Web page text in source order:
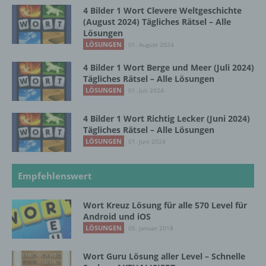
4 Bilder 1 Wort Clevere Weltgeschichte
(August 2024) Tägliches Rätsel – Alle
Lösungen
LÖSUNGEN 01. August 2024
4 Bilder 1 Wort Berge und Meer (Juli 2024)
Tägliches Rätsel – Alle Lösungen
LÖSUNGEN 01. Juli 2024
4 Bilder 1 Wort Richtig Lecker (Juni 2024)
Tägliches Rätsel – Alle Lösungen
LÖSUNGEN 01. Juni 2024
Empfehlenswert
Wort Kreuz Lösung für alle 570 Level für
Android und iOS
LÖSUNGEN 05. Januar 2018
Wort Guru Lösung aller Level – Schnelle
natürlichen Person zugewiesen werden.
g) Verantwortlicher oder für die Verarbeitung
Verantwortlicher oder für die Verarbeitung
Verantwortlicher ist die natürliche oder
oder andere Stelle, die allein oder
gemeinsam mit anderen über die Zwecke
und Mittel der Verarbeitung von
personenbezogenen Daten entscheidet.
Sind die Zwecke und Mittel dieser
Verarbeitung durch das Unionsrecht oder
das Recht der Mitgliedstaaten vorgegeben,
so kann der Verantwortliche
beziehungsweise können die bestimmten
Kriterien seiner Benennung nach dem
Unionsrecht oder dem Recht der
Mitgliedstaaten vorgesehen werden.